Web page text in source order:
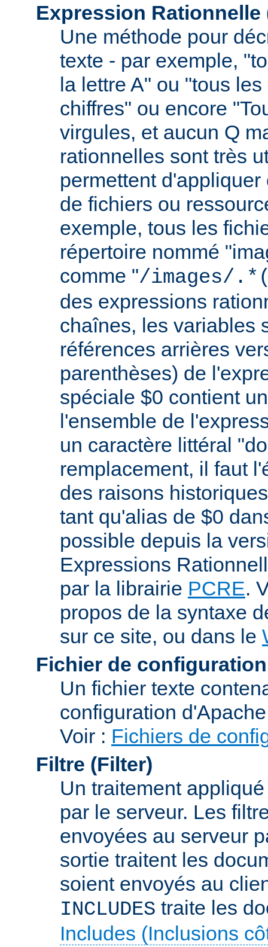
Expression
Une méthode pour
texte - par exemple,
la lettre A" ou "tous
chiffres" ou encore
virgules, et aucun Q
rationnelles sont très
permettent
de fichiers ou
exemple, tous les
répertoire nommé
comme "/images/
des expressions
chaînes, les variables
références arrières
parenthèses) de
spéciale $0 contient
l'ensemble de
un caractère littéral
remplacement, il faut
des raisons
tant qu'alias de $0
possible depuis la
Expressions
par la librairie PCRE.
propos de la syntaxe
sur ce site, ou dans le
Fichier de
Un fichier texte
configuration
Voir : Fichiers de
Filtre (Filter)
Un traitement
par le serveur. Les
envoyées au serveur
sortie traitent les
soient envoyés au
INCLUDES traite les
Includes (Inclusions